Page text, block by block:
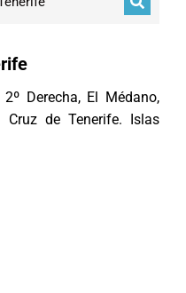
Derecha, El Médano,
Cruz de Tenerife. Islas